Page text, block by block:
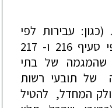
עבירות לפי
סעיף 117א לחוק מע"מ ולפי סעיף 216 ו- 217
שהמגמה של בתי
של תובעי רשות
המחדל, להטיל